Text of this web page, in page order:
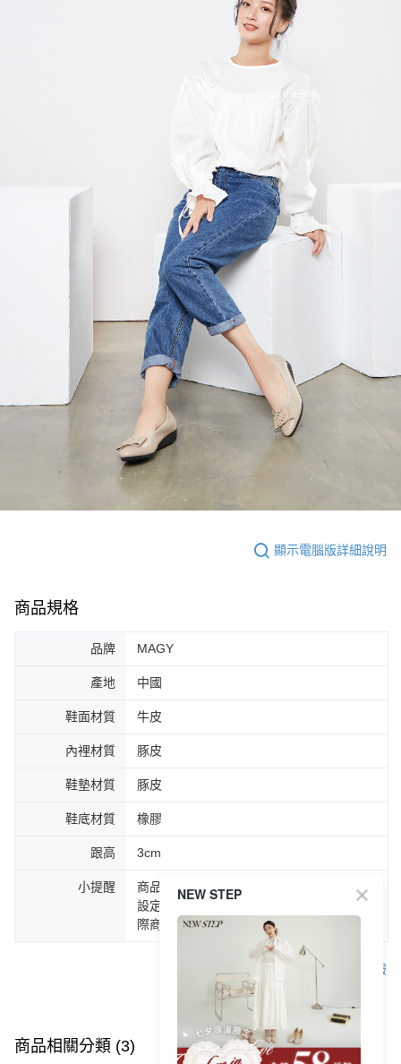
顯示電腦版詳細說明
商品規格
品牌 MAGY
產地 中國
鞋面材質 牛皮
內裡材質 豚皮
鞋墊材質 豚皮
鞋底材質 橡膠
跟高 3cm
小提醒
商品圖片顏色會因拍攝燈光環境或個人螢幕
設定不同，而造成部份色差現象，顏色以實
際商品為主。
客服
商品相關分類 (3) 查看全部
NEW STEP